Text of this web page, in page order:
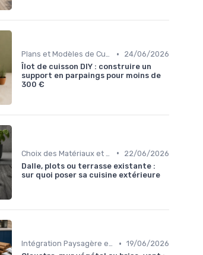
Plans et Modèles de Cuisines Extérieures •
24/06/2026
Îlot de cuisson DIY : construire un
support en parpaings pour moins de
300 €
•
22/06/2026
Dalle, plots ou terrasse existante :
sur quoi poser sa cuisine extérieure
Intégration Paysagère et Décoration • 19/06/2026